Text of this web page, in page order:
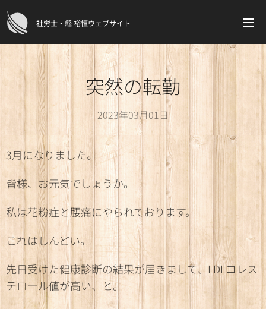
社労士・縣 裕恒ウェブサイト
突然の転勤
2023年03月01日
3月になりました。
皆様、お元気でしょうか。
私は花粉症と腰痛にやられております。
これはしんどい。
先日受けた健康診断の結果が届きまして、LDLコレス
テロール値が高い、と。